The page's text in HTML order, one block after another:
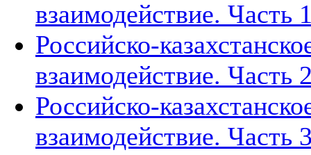
взаимодействие. Часть
Российско-
взаимодействие. Часть
Российско-
взаимодействие. Часть